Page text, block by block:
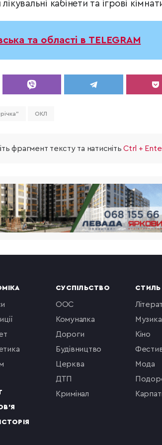
кабінети та ігрові
та області в TELEGRAM
ОКЛ
фрагмент тексту та натиснітьCtrl +
СУСПІЛЬСТВО
ООС
комуналка
Дороги
будівництво
церква
ДТП
кримінал
музика
кіно
мода